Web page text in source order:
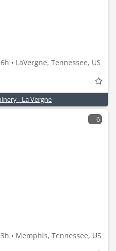
• LaVergne, Tennessee, US
- La Vergne
6
• Memphis, Tennessee, US